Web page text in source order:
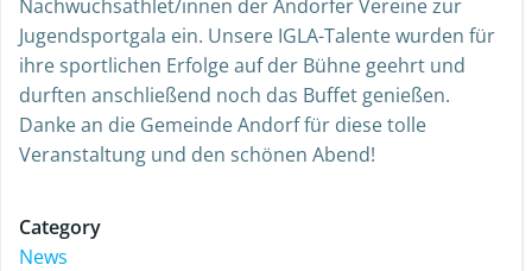
Nachwuchsathlet/innen der Andorfer Vereine zur
Jugendsportgala ein. Unsere IGLA-Talente wurden für
ihre sportlichen Erfolge auf der Bühne geehrt und
durften anschließend noch das Buffet genießen.
Danke an die Gemeinde Andorf für diese tolle
Veranstaltung und den schönen Abend!
Category
News